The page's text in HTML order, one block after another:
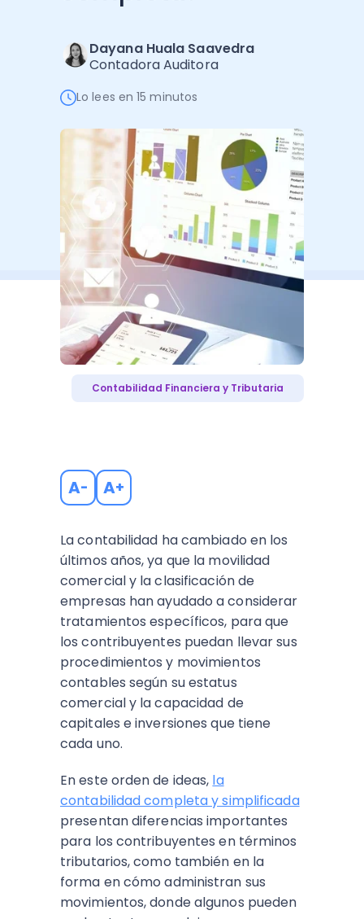
Software Factura y Administración
Autores
Dayana Huala Saavedra
Contadora Auditora
Lo lees en 15 minutos
Contabilidad Financiera y Tributaria
A- A+
La contabilidad ha cambiado en los
últimos años, ya que la movilidad
comercial y la clasificación de
empresas han ayudado a considerar
tratamientos específicos, para que
los contribuyentes puedan llevar sus
procedimientos y movimientos
contables según su estatus
comercial y la capacidad de
capitales e inversiones que tiene
cada uno.
En este orden de ideas, la
contabilidad completa y simplificada
presentan diferencias importantes
para los contribuyentes en términos
tributarios, como también en la
forma en cómo administran sus
movimientos, donde algunos pueden